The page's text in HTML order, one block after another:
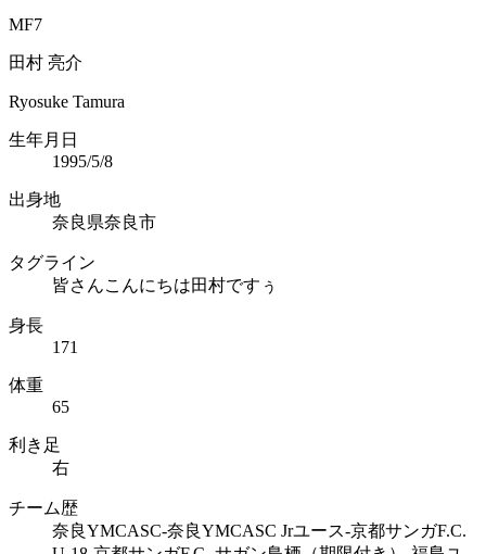
MF7
田村 亮介
Ryosuke Tamura
生年月日
1995/5/8
出身地
奈良県奈良市
タグライン
皆さんこんにちは田村ですぅ
身長
171
体重
65
利き足
右
チーム歴
奈良YMCASC-奈良YMCASC Jrユース-京都サンガF.C.